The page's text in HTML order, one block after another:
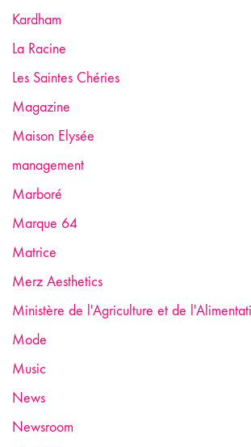
Kardham
La Racine
Les Saintes Chéries
Magazine
Maison Elysée
management
Marboré
Marque 64
Matrice
Merz Aesthetics
Ministère de l'Agriculture et de
Mode
Music
News
Newsroom